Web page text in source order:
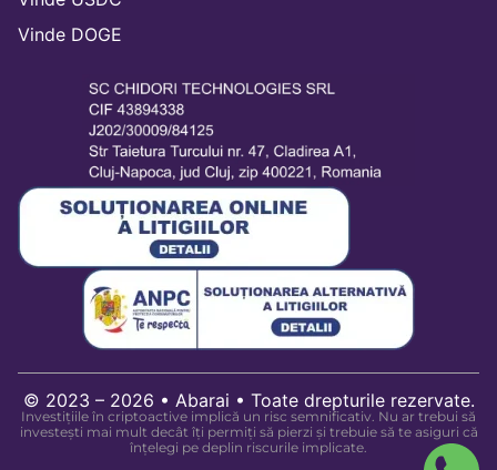
Vinde DOGE
© 2023 – 2026 • Abarai • Toate drepturile rezervate.
Investițiile în criptoactive implică un risc semnificativ. Nu ar trebui să
investești mai mult decât îți permiți să pierzi și trebuie să te asiguri că
înțelegi pe deplin riscurile implicate.